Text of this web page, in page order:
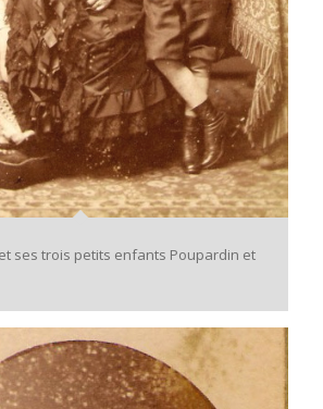
ses trois petits enfants Poupardin et